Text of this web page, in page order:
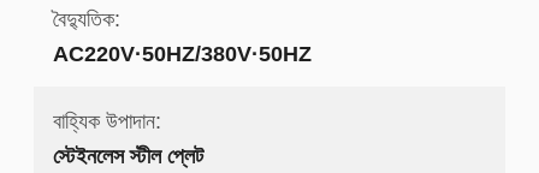
বৈদ্যুতিক:
AC220V·50HZ/380V·50HZ
বাহ্যিক উপাদান:
স্টেইনলেস স্টীল প্লেট